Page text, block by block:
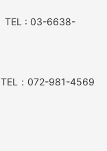
TEL : 03-6638-
：072-981-4569